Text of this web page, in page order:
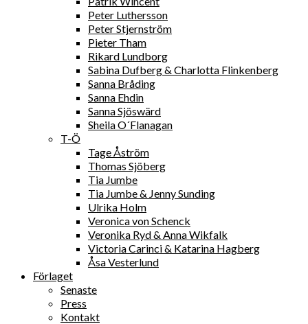
Peter Luthersson
Peter Stjernström
Pieter Tham
Rikard Lundborg
Sabina Dufberg & Charlotta Flinkenberg
Sanna Bråding
Sanna Ehdin
Sanna Sjöswärd
Sheila O´Flanagan
T-Ö
Tage Åström
Thomas Sjöberg
Tia Jumbe
Tia Jumbe & Jenny Sunding
Ulrika Holm
Veronica von Schenck
Veronika Ryd & Anna Wikfalk
Victoria Carinci & Katarina Hagberg
Åsa Vesterlund
Förlaget
Senaste
Press
Kontakt